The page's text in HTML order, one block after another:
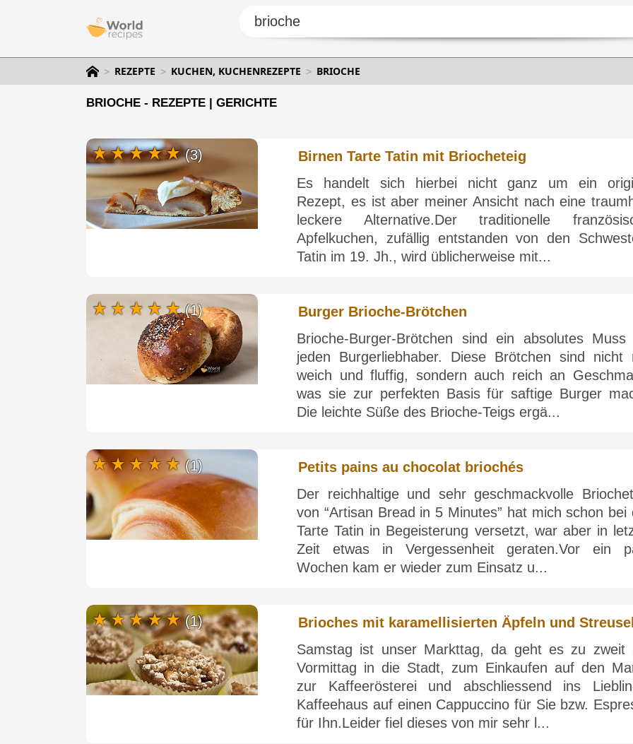
REZEPTE KUCHEN, KUCHENREZEPTE BRIOCHE
BRIOCHE - REZEPTE | GERICHTE
Birnen Tarte Tatin mit Briocheteig
Es handelt sich hierbei nicht ganz um ein
Rezept, es ist aber meiner Ansicht nach eine
leckere Alternative.Der traditionelle
Apfelkuchen, zufällig entstanden von den
Tatin im 19. Jh., wird üblicherweise mit...
(3)
Burger Brioche-Brötchen
Brioche-Burger-Brötchen sind ein absolutes
jeden Burgerliebhaber. Diese Brötchen sind nicht
weich und fluffig, sondern auch reich an
was sie zur perfekten Basis für saftige Burger
Die leichte Süße des Brioche-Teigs ergä...
(1)
Petits pains au chocolat briochés
Der reichhaltige und sehr geschmackvolle
von “Artisan Bread in 5 Minutes” hat mich schon bei
Tarte Tatin in Begeisterung versetzt, war aber in
Zeit etwas in Vergessenheit geraten.Vor ein
Wochen kam er wieder zum Einsatz u...
(1)
Brioches mit karamellisierten Äpfeln und
Samstag ist unser Markttag, da geht es zu zweit
Vormittag in die Stadt, zum Einkaufen auf den
zur Kaffeerösterei und abschliessend ins
Kaffeehaus auf einen Cappuccino für Sie bzw.
für Ihn.Leider fiel dieses von mir sehr l...
(1)